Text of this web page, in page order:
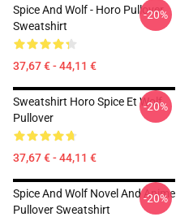
Spice And Wolf - Horo Pullover
Sweatshirt
37,67 € - 44,11 €
-20%
Sweatshirt Horo Spice Et Wolf
Pullover
37,67 € - 44,11 €
-20%
Spice And Wolf Novel And Anime
Pullover Sweatshirt
-20%